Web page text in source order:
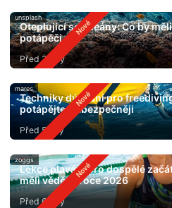
unsplash
Oteplující se oceány: Co by
potápěči
Před 3 dny
mares
Techniky dýchání pro
potápějte se bezpečněji
Před 5 dny
zoggs
Lekce plavání pro dospělé
měli vědět v roce 2026
Před 6 dny